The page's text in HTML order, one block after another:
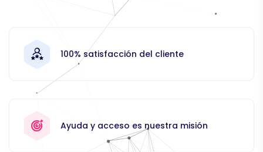
100% satisfacción del cliente
Ayuda y acceso es nuestra misión